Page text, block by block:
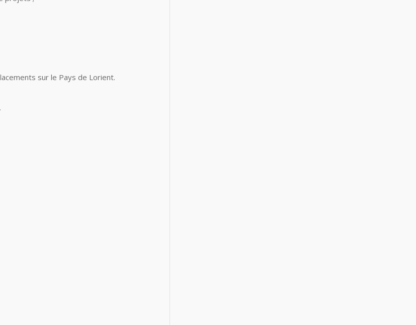
sur le Pays de Lorient.